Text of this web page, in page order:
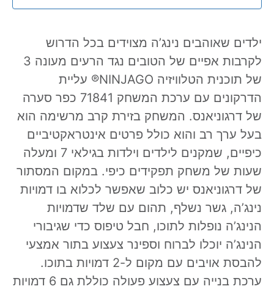
ילדים שאוהבים נינג’ה מצוידים בכל הדרוש
לקרבות אפיים של הטובים נגד הרעים מעונה 3
של תוכנית הטלוויזיה NINJAGO® עליית
הדרקונים עם ערכת המשחק 71841 כפר סערה
של דרגוניאנס. המשחק בזירת קרב מרשימה הוא
בעל ערך רב והוא כולל פרטים אינטראקטיביים
כיפיים, שמקנים לילדים וילדות בגילאי 7 ומעלה
שעות של משחק תפקידים כיפי. במקום המסתור
של דרגוניאנס יש כלוב שאפשר לכלוא בו דמויות
נינג’ה, גשר נשלף, תהום עם שלד שדמויות
הנינג’ה נופלות לתוכו, חבל טיפוס כדי שגיבורי
הנינג’ה יוכלו לברוח וספינר צעצוע בתור אמצעי
להבסת אויבים עם מקום ל-2 דמויות בתוכו.
ערכת בנייה עם צעצוע פעולה כוללת גם 6 דמויות